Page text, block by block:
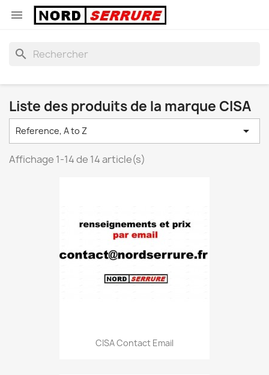

search
Liste des produits de la marque CISA
Reference, A to Z 
Affichage 1-14 de 14 article(s)
CISA Contact Email